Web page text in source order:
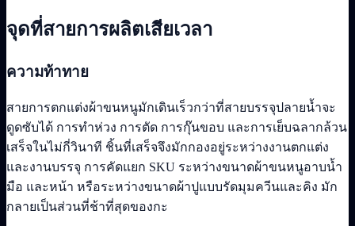
จุดที่สายการผลิตเสียเวลา
ความท้าทาย
สายการตกแต่งผ้าขนหนูมักเดินเร็วกว่าที่สายบรรจุปลายน้ำจะ
ดูดซับได้ การทำห่วง การตัด การกุ๊นขอบ และการเย็บฉลากล้วน
เสร็จในไม่กี่วินาที ชิ้นที่เสร็จจึงมักกองอยู่ระหว่างงานตกแต่ง
และงานบรรจุ การคัดแยก SKU ระหว่างขนาดผ้าขนหนูอาบน้ำ
มือ และหน้า หรือระหว่างขนาดผ้าปูแบบรัดมุมควีนและคิง มัก
กลายเป็นส่วนที่ช้าที่สุดของกะ